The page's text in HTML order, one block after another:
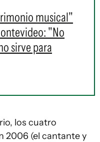
musical"
"No
sirve para
los cuatro
2006 (el cantante y